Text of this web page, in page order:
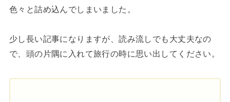
色々と詰め込んでしまいました。
少し長い記事になりますが、読み流しでも大丈夫なの
で、頭の片隅に入れて旅行の時に思い出してください。